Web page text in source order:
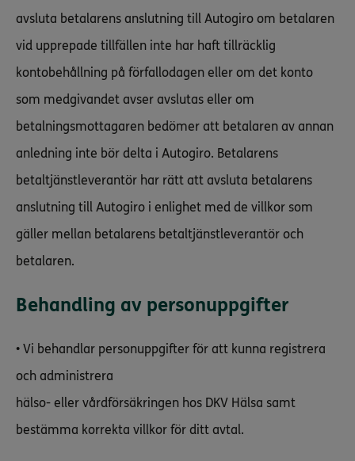
avsluta betalarens anslutning till Autogiro om betalaren
vid upprepade tillfällen inte har haft tillräcklig
kontobehållning på förfallodagen eller om det konto
som medgivandet avser avslutas eller om
betalningsmottagaren bedömer att betalaren av annan
anledning inte bör delta i Autogiro. Betalarens
betaltjänstleverantör har rätt att avsluta betalarens
anslutning till Autogiro i enlighet med de villkor som
gäller mellan betalarens betaltjänstleverantör och
betalaren.
Behandling av personuppgifter
• Vi behandlar personuppgifter för att kunna registrera
och administrera
hälso- eller vårdförsäkringen hos DKV Hälsa samt
bestämma korrekta villkor för ditt avtal.